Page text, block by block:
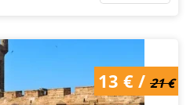
13 € / 21 €